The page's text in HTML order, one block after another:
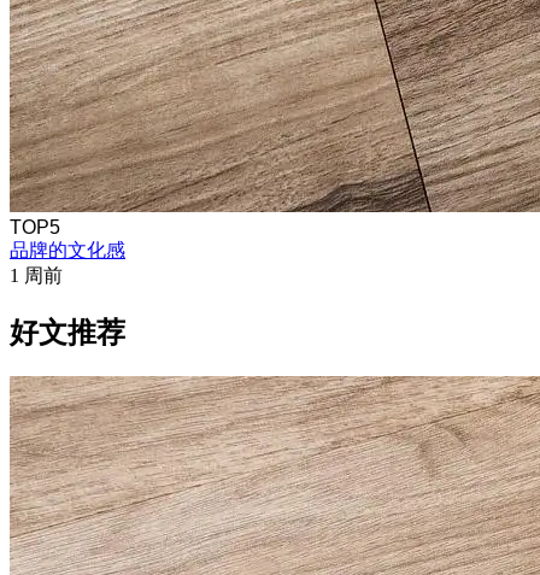
TOP5
品牌的文化感
1 周前
好文推荐